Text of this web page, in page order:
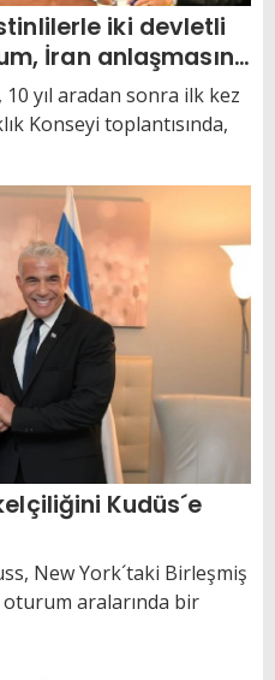
iki devletli
İran anlaşmasına
yıl aradan sonra ilk kez
Konseyi toplantısında,
Kudüs´e
New York´taki Birleşmiş
aralarında bir